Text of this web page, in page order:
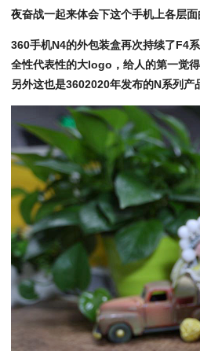
夜奋战一起来体会下这个手机上各层
360手机N4的外包装盒再次持续了F4
全性代表性的大logo，给人的第一觉
另外这也是3602020年发布的N系列产